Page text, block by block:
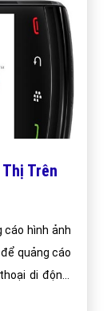
Trên
cáo hình ảnh
quảng cáo
di động,